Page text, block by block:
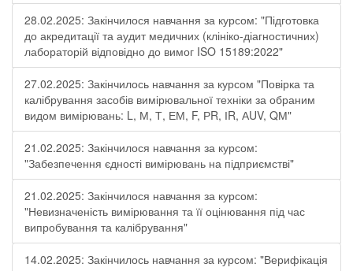
28.02.2025: Закінчилося навчання за курсом: "Підготовка
до акредитації та аудит медичних (клініко-діагностичних)
лабораторій відповідно до вимог ISO 15189:2022"
27.02.2025: Закінчилось навчання за курсом "Повірка та
калібрування засобів вимірювальної техніки за обраним
видом вимірювань: L, М, Т, ЕМ, F, РR, ІR, АUV, QМ"
21.02.2025: Закінчилося навчання за курсом:
"Забезпечення єдності вимірювань на підприємстві"
21.02.2025: Закінчилося навчання за курсом:
"Невизначеність вимірювання та її оцінювання під час
випробування та калібрування"
14.02.2025: Закінчилось навчання за курсом: "Верифікація